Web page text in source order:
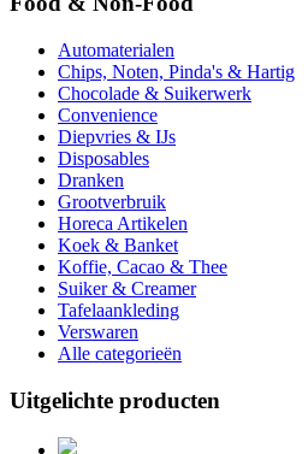
Automaterialen
Chips, Noten, Pinda's & Hartig
Chocolade & Suikerwerk
Convenience
Diepvries & IJs
Disposables
Dranken
Grootverbruik
Horeca Artikelen
Koek & Banket
Koffie, Cacao & Thee
Suiker & Creamer
Tafelaankleding
Verswaren
Alle categorieën
Uitgelichte producten